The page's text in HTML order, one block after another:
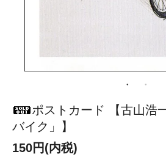
ポストカード 【古山浩
バイク」】
150円(内税)